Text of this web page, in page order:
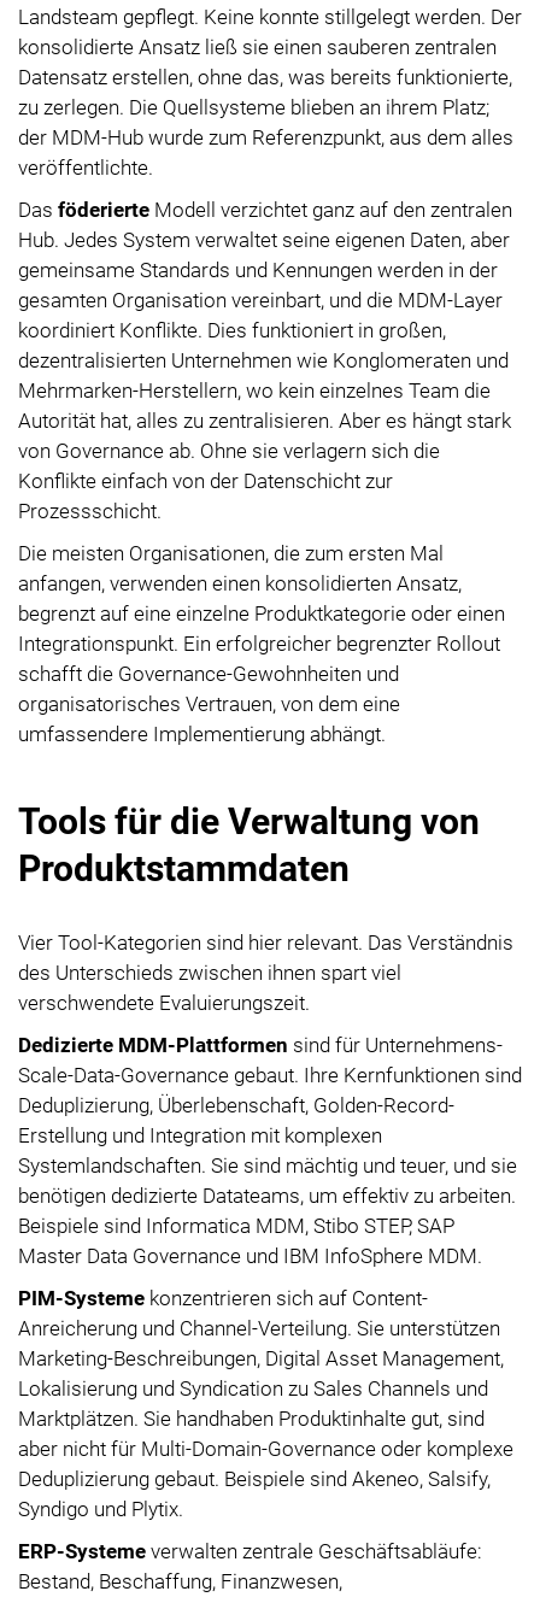
Landsteam gepflegt. Keine konnte stillgelegt werden. Der
konsolidierte Ansatz ließ sie einen sauberen zentralen
Datensatz erstellen, ohne das, was bereits funktionierte,
zu zerlegen. Die Quellsysteme blieben an ihrem Platz;
der MDM-Hub wurde zum Referenzpunkt, aus dem alles
veröffentlichte.
Das föderierte Modell verzichtet ganz auf den zentralen
Hub. Jedes System verwaltet seine eigenen Daten, aber
gemeinsame Standards und Kennungen werden in der
gesamten Organisation vereinbart, und die MDM-Layer
koordiniert Konflikte. Dies funktioniert in großen,
dezentralisierten Unternehmen wie Konglomeraten und
Mehrmarken-Herstellern, wo kein einzelnes Team die
Autorität hat, alles zu zentralisieren. Aber es hängt stark
von Governance ab. Ohne sie verlagern sich die
Konflikte einfach von der Datenschicht zur
Prozessschicht.
Die meisten Organisationen, die zum ersten Mal
anfangen, verwenden einen konsolidierten Ansatz,
begrenzt auf eine einzelne Produktkategorie oder einen
Integrationspunkt. Ein erfolgreicher begrenzter Rollout
schafft die Governance-Gewohnheiten und
organisatorisches Vertrauen, von dem eine
umfassendere Implementierung abhängt.
Tools für die Verwaltung von
Produktstammdaten
Vier Tool-Kategorien sind hier relevant. Das Verständnis
des Unterschieds zwischen ihnen spart viel
verschwendete Evaluierungszeit.
Dedizierte MDM-Plattformen sind für Unternehmens-
Scale-Data-Governance gebaut. Ihre Kernfunktionen sind
Deduplizierung, Überlebenschaft, Golden-Record-
Erstellung und Integration mit komplexen
Systemlandschaften. Sie sind mächtig und teuer, und sie
benötigen dedizierte Datateams, um effektiv zu arbeiten.
Beispiele sind Informatica MDM, Stibo STEP, SAP
Master Data Governance und IBM InfoSphere MDM.
PIM-Systeme konzentrieren sich auf Content-
Anreicherung und Channel-Verteilung. Sie unterstützen
Marketing-Beschreibungen, Digital Asset Management,
Lokalisierung und Syndication zu Sales Channels und
Marktplätzen. Sie handhaben Produktinhalte gut, sind
aber nicht für Multi-Domain-Governance oder komplexe
Deduplizierung gebaut. Beispiele sind Akeneo, Salsify,
Syndigo und Plytix.
ERP-Systeme verwalten zentrale Geschäftsabläufe:
Bestand, Beschaffung, Finanzwesen,